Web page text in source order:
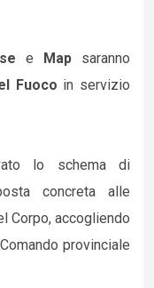
e Map saranno
Fuoco in servizio
lo schema di
concreta alle
Corpo, accogliendo
provinciale